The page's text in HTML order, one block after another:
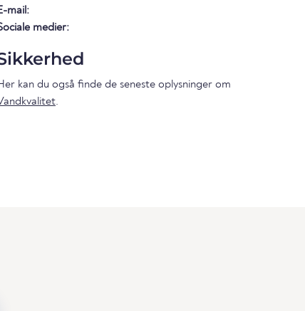
mail:
medier:
kan du også finde de seneste oplysninger om
.